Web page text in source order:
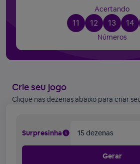
Acertando
11 12 13 14
Números
Crie seu jogo
Clique nas dezenas abaixo para criar
Surpresinha 15 dezenas
Gerar